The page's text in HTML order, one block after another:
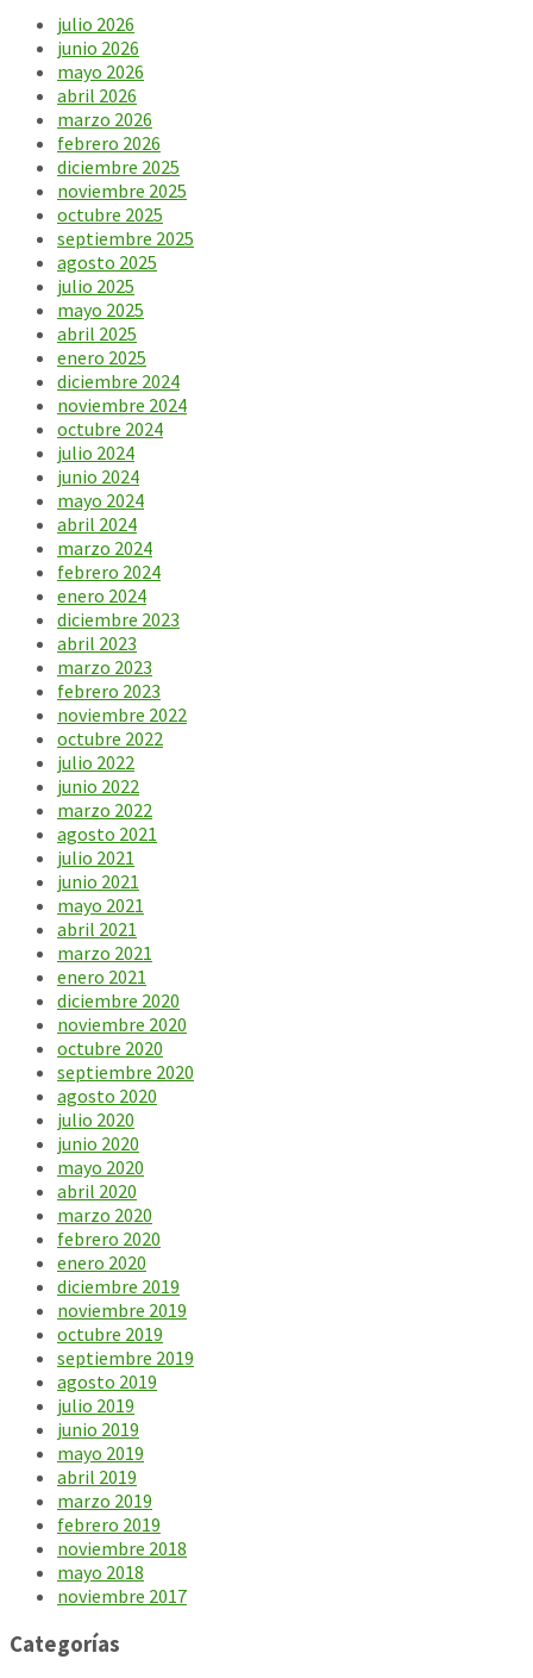
julio 2026
junio 2026
mayo 2026
abril 2026
marzo 2026
febrero 2026
diciembre 2025
noviembre 2025
octubre 2025
septiembre 2025
agosto 2025
julio 2025
mayo 2025
abril 2025
enero 2025
diciembre 2024
noviembre 2024
octubre 2024
julio 2024
junio 2024
mayo 2024
abril 2024
marzo 2024
febrero 2024
enero 2024
diciembre 2023
abril 2023
marzo 2023
febrero 2023
noviembre 2022
octubre 2022
julio 2022
junio 2022
marzo 2022
agosto 2021
julio 2021
junio 2021
mayo 2021
abril 2021
marzo 2021
enero 2021
diciembre 2020
noviembre 2020
octubre 2020
septiembre 2020
agosto 2020
julio 2020
junio 2020
mayo 2020
abril 2020
marzo 2020
febrero 2020
enero 2020
diciembre 2019
noviembre 2019
octubre 2019
septiembre 2019
agosto 2019
julio 2019
junio 2019
mayo 2019
abril 2019
marzo 2019
febrero 2019
noviembre 2018
mayo 2018
noviembre 2017
Categorías